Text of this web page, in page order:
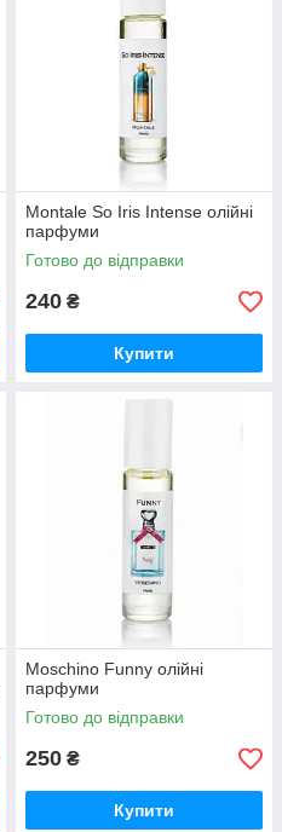
Montale So Iris Intense олійні
парфуми
Готово до відправки
240 ₴
Купити
Moschino Funny олійні
парфуми
Готово до відправки
250 ₴
Купити